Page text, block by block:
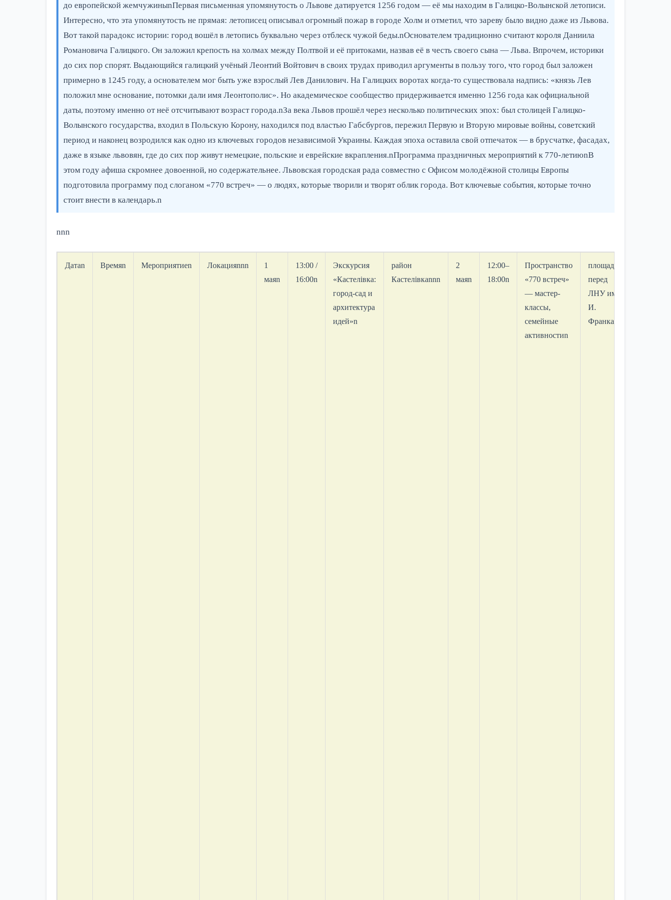
до европейской жемчужиныnПервая письменная упомянутость о Львове датируется 1256 годом — её мы находим в Галицко-Волынской летописи.
Интересно, что эта упомянутость не прямая: летописец описывал огромный пожар в городе Холм и отметил, что зареву было видно даже из Львова.
Вот такой парадокс истории: город вошёл в летопись буквально через отблеск чужой беды.nОснователем традиционно считают короля Даниила
Романовича Галицкого. Он заложил крепость на холмах между Полтвой и её притоками, назвав её в честь своего сына — Льва. Впрочем, историки
до сих пор спорят. Выдающийся галицкий учёный Леонтий Войтович в своих трудах приводил аргументы в пользу того, что город был заложен
примерно в 1245 году, а основателем мог быть уже взрослый Лев Данилович. На Галицких воротах когда-то существовала надпись: «князь Лев
положил мне основание, потомки дали имя Леонтополис». Но академическое сообщество придерживается именно 1256 года как официальной
даты, поэтому именно от неё отсчитывают возраст города.nЗа века Львов прошёл через несколько политических эпох: был столицей Галицко-
Волынского государства, входил в Польскую Корону, находился под властью Габсбургов, пережил Первую и Вторую мировые войны, советский
период и наконец возродился как одно из ключевых городов независимой Украины. Каждая эпоха оставила свой отпечаток — в брусчатке, фасадах,
даже в языке львовян, где до сих пор живут немецкие, польские и еврейские вкрапления.nПрограмма праздничных мероприятий к 770-летиюnВ
этом году афиша скромнее довоенной, но содержательнее. Львовская городская рада совместно с Офисом молодёжной столицы Европы
подготовила программу под слоганом «770 встреч» — о людях, которые творили и творят облик города. Вот ключевые события, которые точно
стоит внести в календарь.n
nnn
Датаn Времяn Мероприятиеn Локацияnnn
1
маяn
13:00 /
16:00n
Экскурсия
«Кастелівка:
город-сад и
архитектура
идей»n
район
Кастелівкаnnn
2
маяn
12:00–
18:00n
Пространство
«770 встреч»
— мастер-
классы,
семейные
активностиn
площадь
перед
ЛНУ им.
И.
Франкаnnn